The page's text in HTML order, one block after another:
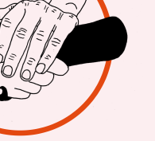
lange nicht
Mangfallgebirge von
wurden.
Wer seinerzeit mit